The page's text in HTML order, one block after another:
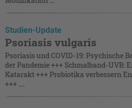
Studien-Update
Psoriasis vulgaris
Psoriasis und COVID-19: Psychische
der Pandemie +++ Schmalband-UVB:
Katarakt +++ Probiotika verbessern
+++ ....